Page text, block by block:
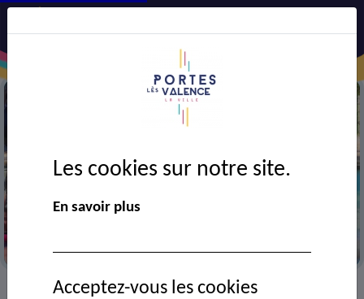
> VIE MUNICIPALE > Ressources documentaires
Les cookies sur notre site.
En savoir plus
Acceptez-vous les cookies